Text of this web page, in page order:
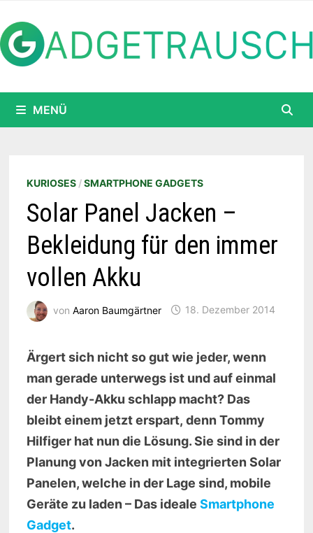
Inhalt
springen
MENÜ
KURIOSES/SMARTPHONE GADGETS
Solar Panel Jacken –
Bekleidung für den immer
vollen Akku
von Aaron Baumgärtner 18. Dezember 2014
Ärgert sich nicht so gut wie jeder, wenn
man gerade unterwegs ist und auf einmal
der Handy-Akku schlapp macht? Das
bleibt einem jetzt erspart, denn Tommy
Hilfiger hat nun die Lösung. Sie sind in der
Planung von Jacken mit integrierten Solar
Panelen, welche in der Lage sind, mobile
Geräte zu laden – Das ideale Smartphone
Gadget.